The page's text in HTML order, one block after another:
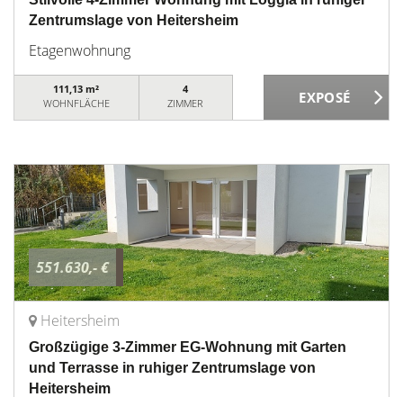
Zentrumslage von Heitersheim
Etagenwohnung
111,13 m²
WOHNFLÄCHE
4
ZIMMER
551.630,- €
Heitersheim
Großzügige 3-Zimmer EG-Wohnung mit Garten
und Terrasse in ruhiger Zentrumslage von
Heitersheim